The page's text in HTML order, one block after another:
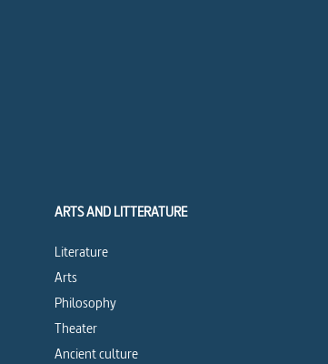
ARTS AND LITTERATURE
Literature
Arts
Philosophy
Theater
Ancient culture